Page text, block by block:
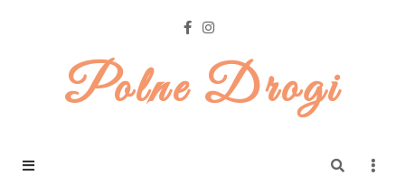
Polne Drogi